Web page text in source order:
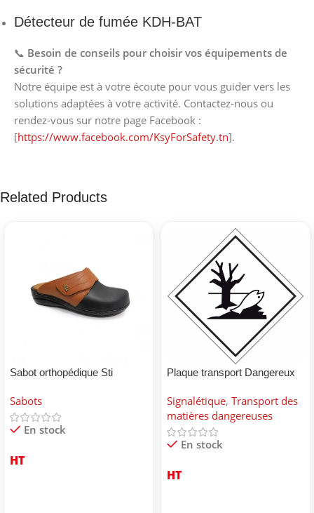
Détecteur de fumée KDH-BAT
📞 Besoin de conseils pour choisir vos équipements de
sécurité ?
Notre équipe est à votre écoute pour vous guider vers les
solutions adaptées à votre activité. Contactez-nous ou
rendez-vous sur notre page Facebook :
[https://www.facebook.com/KsyForSafety.tn].
Related Products
Sabot orthopédique Sti
Sabots
En stock
HT
Plaque transport Dangereux
Signalétique, Transport des
matières dangereuses
En stock
HT